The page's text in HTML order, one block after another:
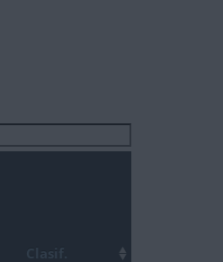
Clasif.